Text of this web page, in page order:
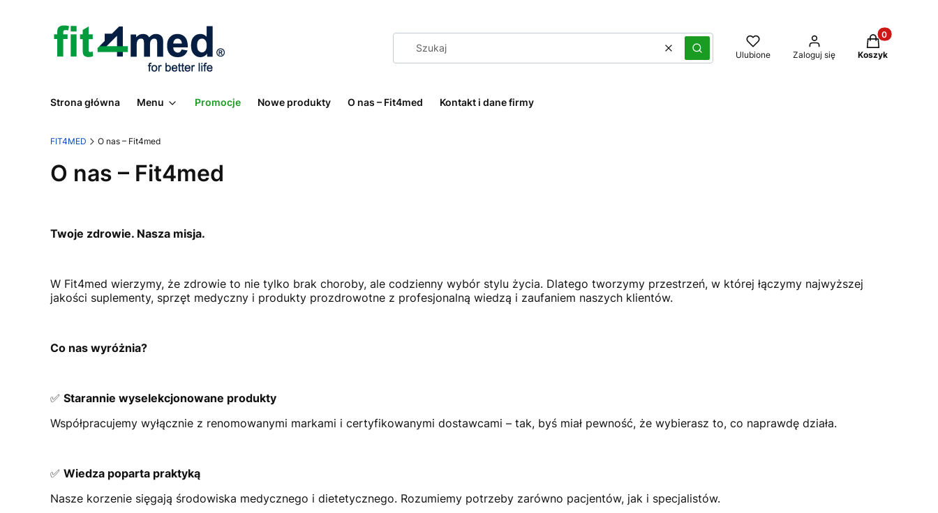
WyczyśćSzukaj Ulubione Zaloguj się
Produkty w
Koszyk
Strona główna Menu Promocje Nowe produkty O nas – Fit4med Kontakt i dane firmy
FIT4MED O nas – Fit4med
O nas – Fit4med
Twoje zdrowie. Nasza misja.
W Fit4med wierzymy, że zdrowie to nie tylko brak choroby, ale codzienny wybór stylu życia. Dlatego tworzymy przestrzeń, w której łączymy najwyższej
jakości suplementy, sprzęt medyczny i produkty prozdrowotne z profesjonalną wiedzą i zaufaniem naszych klientów.
Co nas wyróżnia?
✅ Starannie wyselekcjonowane produkty
Współpracujemy wyłącznie z renomowanymi markami i certyfikowanymi dostawcami – tak, byś miał pewność, że wybierasz to, co naprawdę działa.
✅ Wiedza poparta praktyką
Nasze korzenie sięgają środowiska medycznego i dietetycznego. Rozumiemy potrzeby zarówno pacjentów, jak i specjalistów.